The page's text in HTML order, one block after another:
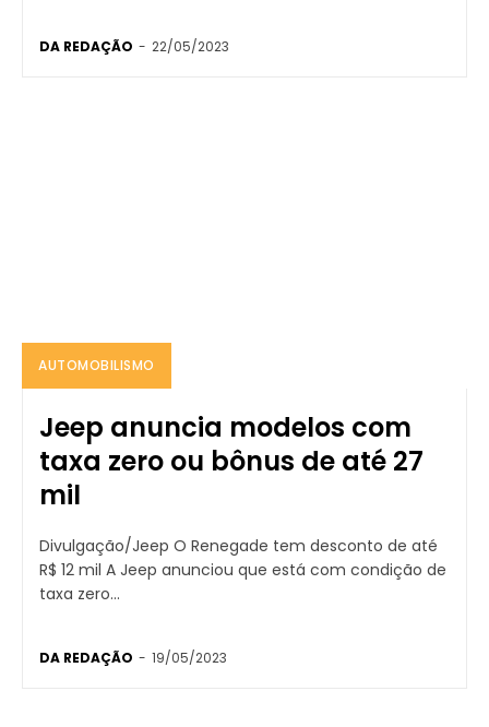
DA REDAÇÃO - 22/05/2023
AUTOMOBILISMO
Jeep anuncia modelos com
taxa zero ou bônus de até 27
mil
Divulgação/Jeep O Renegade tem desconto de até
R$ 12 mil A Jeep anunciou que está com condição de
taxa zero...
DA REDAÇÃO - 19/05/2023